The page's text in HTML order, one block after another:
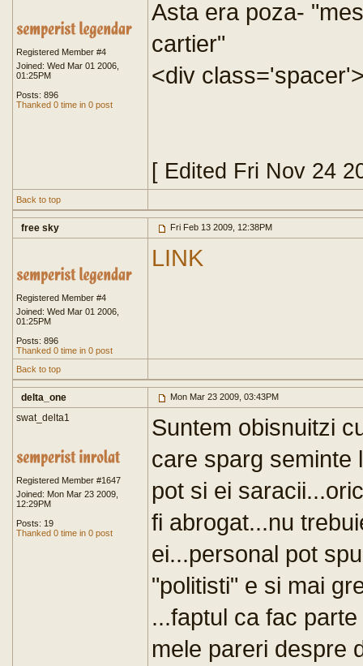
Registered Member #4
Joined: Wed Mar 01 2006,
01:25PM
Posts: 896
Thanked 0 time in 0 post
Asta era poza-
cartier"
<div
[ Edited Fri Nov 24
Back to top
free sky Fri Feb 13 2009, 12:38PM
Registered Member #4
Joined: Wed Mar 01 2006,
01:25PM
Posts: 896
Thanked 0 time in 0 post
LINK
Back to top
delta_one Mon Mar 23 2009, 03:43PM
swat_delta1
Registered Member #1647
Joined: Mon Mar 23 2009,
12:29PM
Posts: 19
Thanked 0 time in 0 post
Suntem obisnuitzi
care sparg seminte
pot si ei
fi abrogat...nu
ei...personal pot
"politisti" e si mai
...faptul ca fac
mele pareri despre